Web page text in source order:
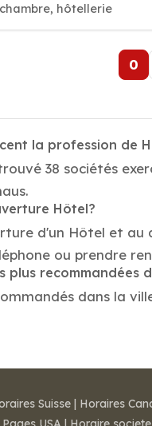
hôtellerie
0
la profession de
38 sociétés
Hôtel?
d'un Hôtel et au
ou prendre
plus recommandées
dans la
Suisse | Horaires